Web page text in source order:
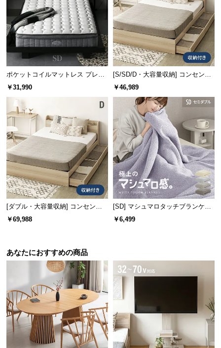
o.,ポケットコイルマットレス プレミ
アム 超極厚 厚さ25cm SD
￥31,990
[S/SD/D・大容量収納] コンセント
機能付きベッド 超極厚マットレス
￥46,989
[ダブル・大容量収納] コンセント
機能付きベッド 超極厚マットレス
￥69,988
[SD] マシュマロタッチブランケッ
ト
￥6,499
あなたにおすすめの商品